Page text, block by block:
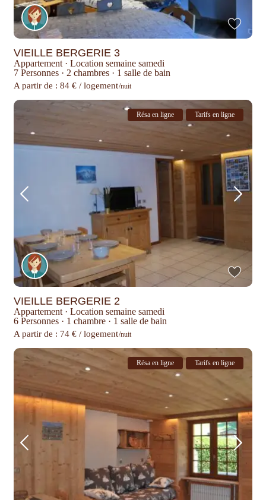
VIEILLE BERGERIE 3
Appartement · Location semaine samedi
7 Personnes · 2 chambres · 1 salle de bain
A partir de : 84 € / logement/nuit
Résa en ligne Tarifs en ligne
VIEILLE BERGERIE 2
Appartement · Location semaine samedi
6 Personnes · 1 chambre · 1 salle de bain
A partir de : 74 € / logement/nuit
Résa en ligne Tarifs en ligne